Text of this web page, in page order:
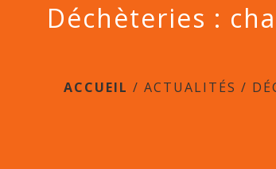
Déchèteries :
ACCUEIL / ACTUALITÉS /